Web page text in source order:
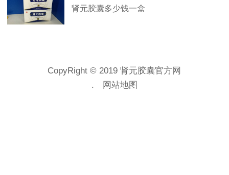
肾元胶囊多少钱一盒
CopyRight © 2019 肾元胶囊官方网
.
网站地图